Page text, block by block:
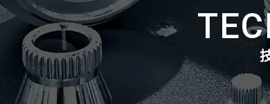
インサート成形接合サービス